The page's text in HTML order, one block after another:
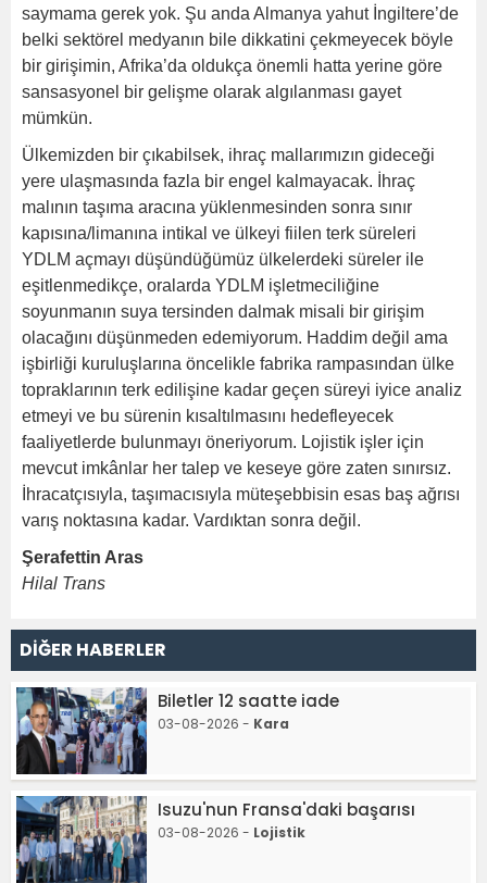
saymama gerek yok. Şu anda Almanya yahut İngiltere’de
belki sektörel medyanın bile dikkatini çekmeyecek böyle
bir girişimin, Afrika’da oldukça önemli hatta yerine göre
sansasyonel bir gelişme olarak algılanması gayet
mümkün.
Ülkemizden bir çıkabilsek, ihraç mallarımızın gideceği
yere ulaşmasında fazla bir engel kalmayacak. İhraç
malının taşıma aracına yüklenmesinden sonra sınır
kapısına/limanına intikal ve ülkeyi fiilen terk süreleri
YDLM açmayı düşündüğümüz ülkelerdeki süreler ile
eşitlenmedikçe, oralarda YDLM işletmeciliğine
soyunmanın suya tersinden dalmak misali bir girişim
olacağını düşünmeden edemiyorum. Haddim değil ama
işbirliği kuruluşlarına öncelikle fabrika rampasından ülke
topraklarının terk edilişine kadar geçen süreyi iyice analiz
etmeyi ve bu sürenin kısaltılmasını hedefleyecek
faaliyetlerde bulunmayı öneriyorum. Lojistik işler için
mevcut imkânlar her talep ve keseye göre zaten sınırsız.
İhracatçısıyla, taşımacısıyla müteşebbisin esas baş ağrısı
varış noktasına kadar. Vardıktan sonra değil.
Şerafettin Aras
Hilal Trans
DİĞER HABERLER
Biletler 12 saatte iade
03-08-2026 - Kara
Isuzu'nun Fransa'daki başarısı
03-08-2026 - Lojistik